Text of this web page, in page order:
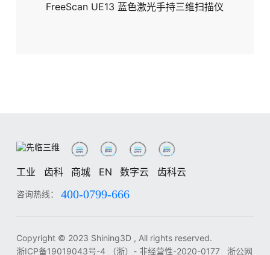
中 EN DE ES FR IT RU KO JA
FreeScan UE13 蓝色激光手持三维扫描仪
工业 齿科 商城 EN 数字云 齿科云
咨询热线： 400-0799-666
Copyright © 2023 Shining3D , All rights reserved.
浙ICP备19019043号-4
（浙）- 非经营性-2020-0177 浙公网